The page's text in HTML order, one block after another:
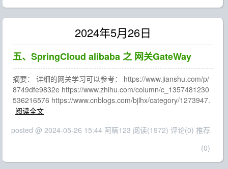
2024年5月26日
五、SpringCloud alibaba 之 网关GateWay
摘要： 详细的网关学习可以参考： https://www.jianshu.com/p/
8749dfe9832e https://www.zhihu.com/column/c_1357481230
536216576 https://www.cnblogs.com/bjlhx/category/1273947.
阅读全文
posted @ 2024-05-26 15:44 阿瞒123 阅读(1972) 评论(0) 推荐
(0)